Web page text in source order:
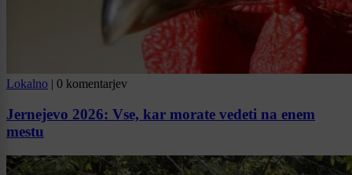
Lokalno | 0 komentarjev
Jernejevo 2026: Vse, kar morate vedeti na enem
mestu